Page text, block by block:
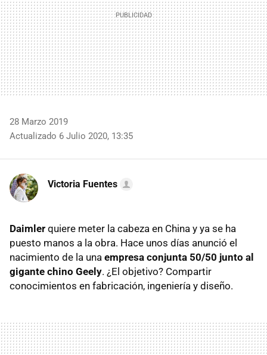
28 Marzo 2019
Actualizado 6 Julio 2020, 13:35
Victoria Fuentes
Daimler quiere meter la cabeza en China y ya se ha
puesto manos a la obra. Hace unos días anunció el
nacimiento de la una empresa conjunta 50/50 junto al
gigante chino Geely. ¿El objetivo? Compartir
conocimientos en fabricación, ingeniería y diseño.